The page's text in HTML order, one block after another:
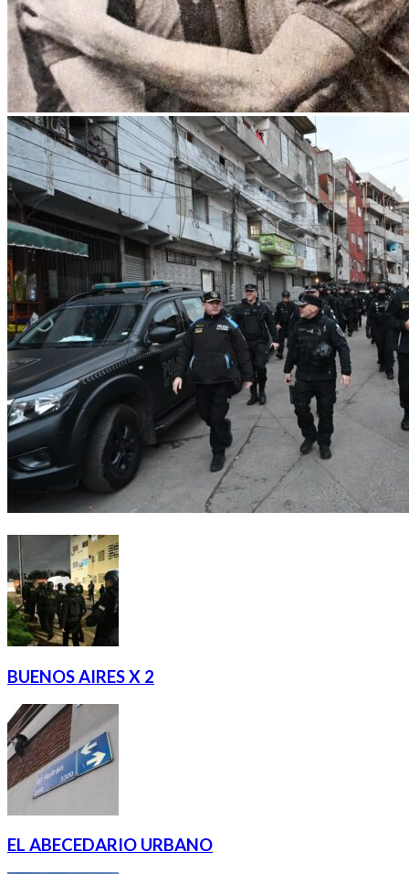
BUENOS AIRES X 2
EL ABECEDARIO URBANO